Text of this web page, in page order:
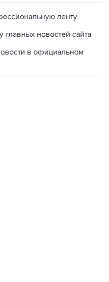
ленту
главных новостей сайта
в официальном